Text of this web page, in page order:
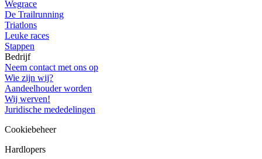
Wegrace
De Trailrunning
Triatlons
Leuke races
Stappen
Bedrijf
Neem contact met ons op
Wie zijn wij?
Aandeelhouder worden
Wij werven!
Juridische mededelingen
Cookiebeheer
Hardlopers